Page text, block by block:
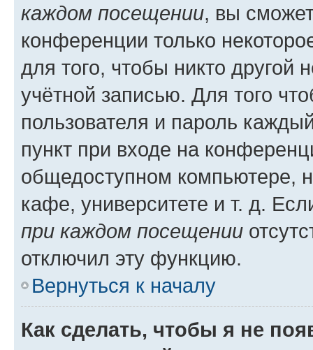
каждом посещении, вы
конференции только
для того, чтобы никто другой
учётной записью. Для того
пользователя и пароль
пункт при входе на
общедоступном компьютере,
кафе, университете и т. д.
при каждом посещении
отключил эту функцию.
Вернуться к началу
Как сделать, чтобы я не